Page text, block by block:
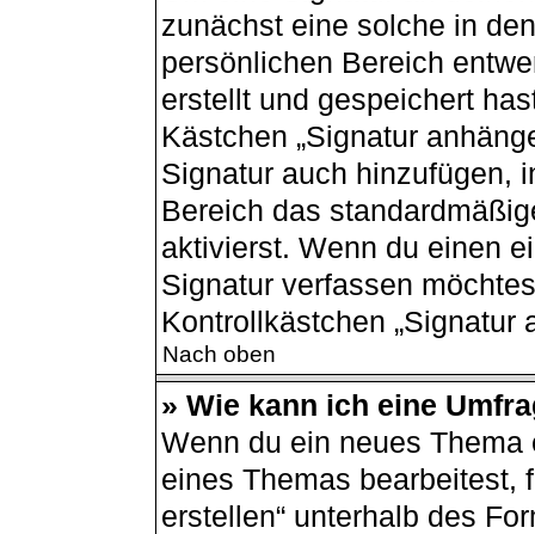
zunächst eine solche in
persönlichen Bereich
erstellt und gespeichert
Kästchen „Signatur
Signatur auch hinzufügen,
Bereich das
aktivierst. Wenn du einen
Signatur verfassen
Kontrollkästchen „Signatur
Nach oben
» Wie kann ich eine
Wenn du ein neues
eines Themas bearbeitest,
erstellen“ unterhalb des